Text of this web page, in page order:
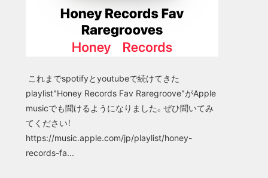
これまでspotifyとyoutubeで続けてきた
playlist"Honey Records Fav Raregroove"がApple
musicでも聞けるようになりました。ぜひ聞いてみ
てください！
https://music.apple.com/jp/playlist/honey-
records-fa...